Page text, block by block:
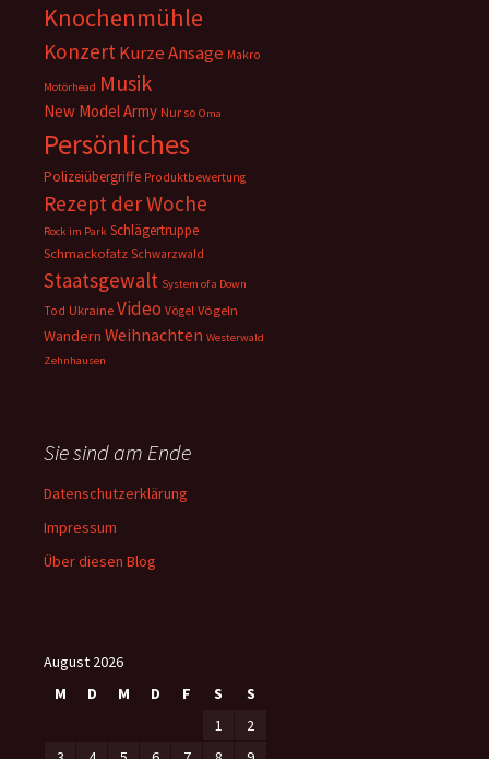
Knochenmühle
KonzertKurze Ansage Makro
Motörhead Musik
New Model Army Nur so Oma
Persönliches
Polizeiübergriffe Produktbewertung
Rezept der Woche
Rock im Park Schlägertruppe
Schmackofatz Schwarzwald
Staatsgewalt System of a Down
Tod Ukraine Video Vögel Vögeln
Wandern Weihnachten Westerwald
Zehnhausen
Sie sind am Ende
Datenschutzerklärung
Impressum
Über diesen Blog
August 2026
M
D M D F S
S
1
2